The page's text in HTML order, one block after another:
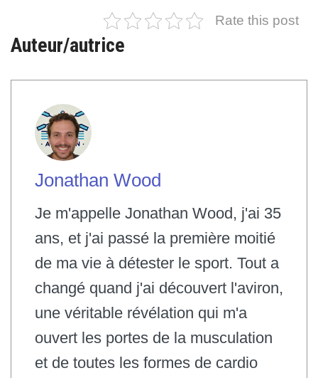
Rate this post
Auteur/autrice
Jonathan Wood
Je m'appelle Jonathan Wood, j'ai 35
ans, et j'ai passé la première moitié
de ma vie à détester le sport. Tout a
changé quand j'ai découvert l'aviron,
une véritable révélation qui m'a
ouvert les portes de la musculation
et de toutes les formes de cardio